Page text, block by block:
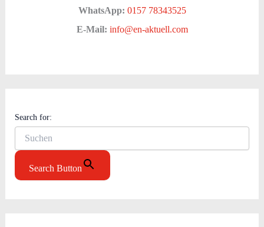
WhatsApp: 0157 78343525
E-Mail: info@en-aktuell.com
Search for:
Search Button